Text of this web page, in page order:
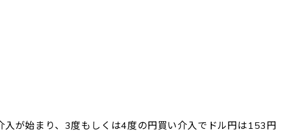
が始まり、3度もしくは4度の円買い介入でドル円は153円